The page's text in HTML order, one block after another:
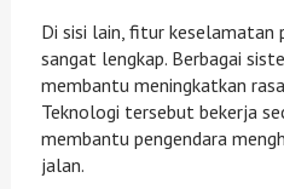
Di sisi lain, fitur keselamatan
sangat lengkap. Berbagai
membantu meningkatkan
Teknologi tersebut bekerja
membantu pengendara
jalan.